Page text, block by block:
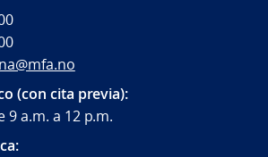
(con cita previa):
9 a.m. a 12 p.m.